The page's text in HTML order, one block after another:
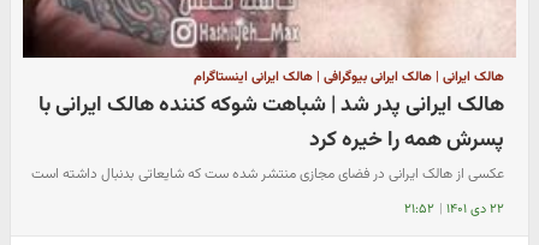
هالک ایرانی | هالک ایرانی بیوگرافی | هالک ایرانی اینستاگرام
هالک ایرانی پدر شد | شباهت شوکه کننده هالک ایرانی با
پسرش همه را خیره کرد
عکسی از هالک ایرانی در فضای مجازی منتشر شده ست که شایعاتی بدنبال داشته است
۲۲ دی ۱۴۰۱ | ۲۱:۵۲